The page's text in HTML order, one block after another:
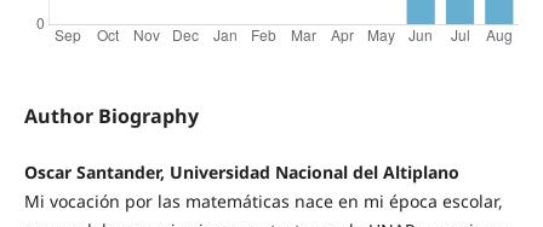
Author Biography
Oscar Santander, Universidad Nacional del Altiplano
Mi vocación por las matemáticas nace en mi época escolar,